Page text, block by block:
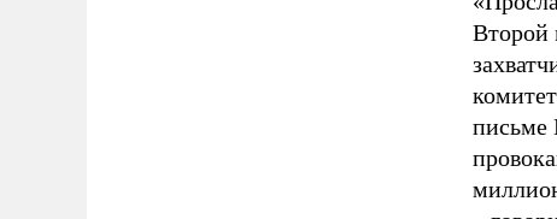
Второй
письме